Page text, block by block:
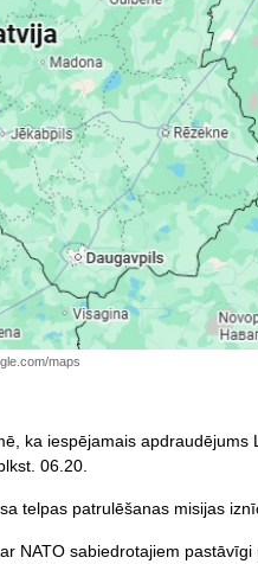
maps
ka iespējamais apdraudējums
06.20.
telpas patrulēšanas misijas
NATO sabiedrotajiem pastāvīgi